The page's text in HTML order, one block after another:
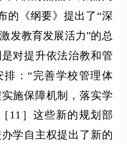
的《纲要》提出了“深
发教育发展活力”的总
对提升依法治教和管
：“完善学校管理体
施保障机制，落实学
11］这些新的规划部
学自主权提出了新的